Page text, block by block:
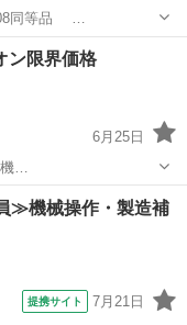
NX708同等品 …
NBOX
ン限界価格
6月25日
…
ィオ
≫機械操作・製造補
提携サイト 7月21日